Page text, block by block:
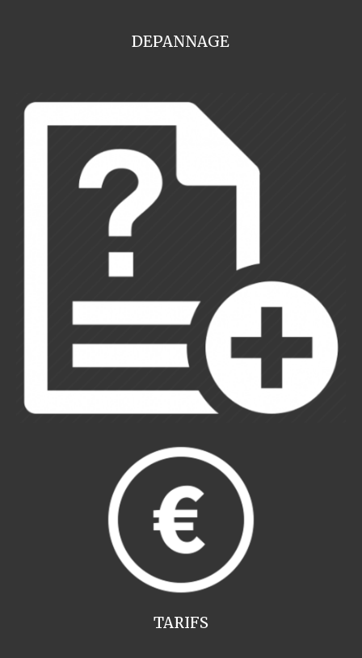
DEPANNAGE
TARIFS